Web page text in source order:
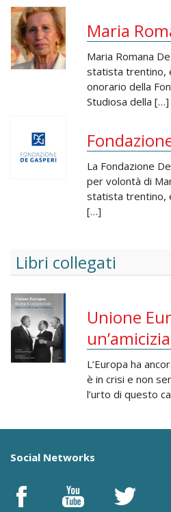
Maria
Maria Romana
statista trentino,
onorario della
Studiosa della […]
La Fondazione
per volontà di
statista trentino,
[…]
Libri collegati
Unione
un’amicizia
L’Europa ha
è in crisi e non
l’urto di questo
Social Networks